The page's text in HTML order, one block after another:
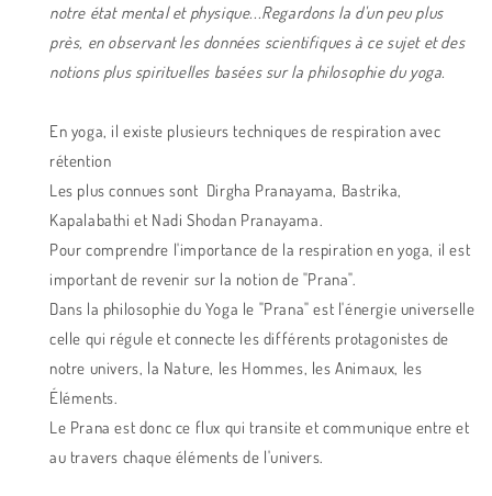
notre état mental et physique...Regardons la d'un peu plus
près, en observant les données scientifiques à ce sujet et des
notions plus spirituelles basées sur la philosophie du yoga.
En yoga, il existe plusieurs techniques de respiration avec
rétention
Les plus connues sont Dirgha Pranayama, Bastrika,
Kapalabathi et Nadi Shodan Pranayama.
Pour comprendre l'importance de la respiration en yoga, il est
important de revenir sur la notion de "Prana".
Dans la philosophie du Yoga le "Prana" est l'énergie universelle
celle qui régule et connecte les différents protagonistes de
notre univers, la Nature, les Hommes, les Animaux, les
Éléments.
Le Prana est donc ce flux qui transite et communique entre et
au travers chaque éléments de l'univers.